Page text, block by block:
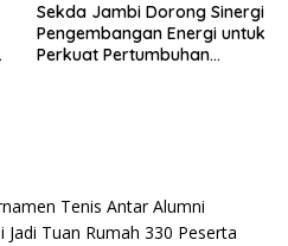
Sekda Jambi Dorong Sinergi
Pengembangan Energi untuk
Perkuat Pertumbuhan